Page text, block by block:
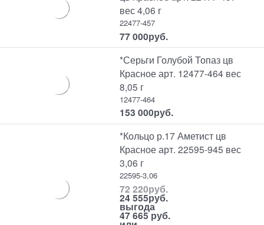
вес 4,06 г
22477-457
77 000руб.
*Серьги Голубой Топаз цв
Красное арт. 12477-464 вес
8,05 г
12477-464
153 000руб.
*Кольцо р.17 Аметист цв
Красное арт. 22595-945 вес
3,06 г
22595-3,06
72 220руб.
24 555руб.
выгода
47 665 руб.